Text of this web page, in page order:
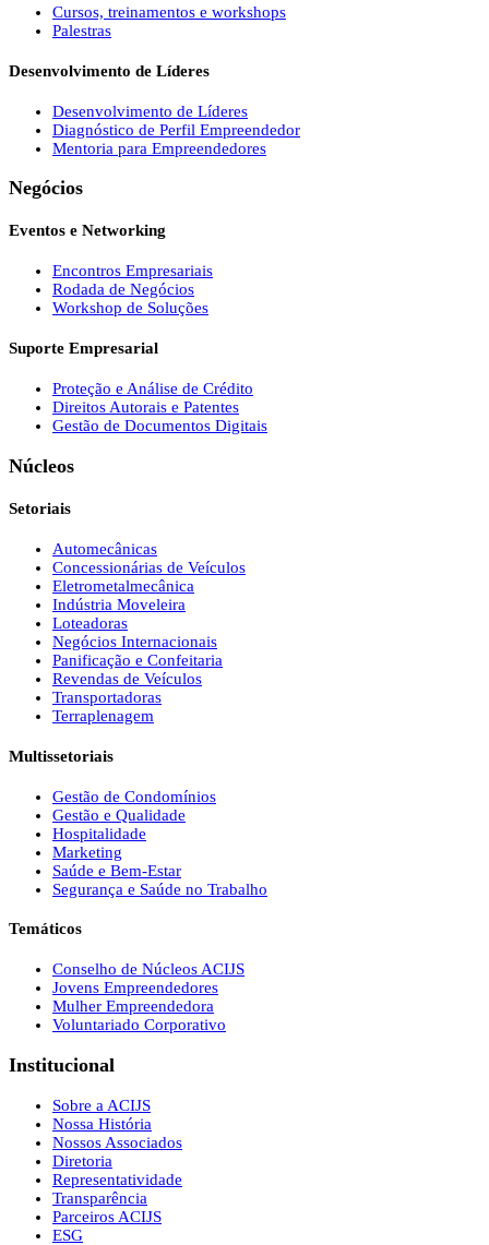
Cursos, treinamentos e workshops
Palestras
Desenvolvimento de Líderes
Desenvolvimento de Líderes
Diagnóstico de Perfil Empreendedor
Mentoria para Empreendedores
Negócios
Eventos e Networking
Encontros Empresariais
Rodada de Negócios
Workshop de Soluções
Suporte Empresarial
Proteção e Análise de Crédito
Direitos Autorais e Patentes
Gestão de Documentos Digitais
Núcleos
Setoriais
Automecânicas
Concessionárias de Veículos
Eletrometalmecânica
Indústria Moveleira
Loteadoras
Negócios Internacionais
Panificação e Confeitaria
Revendas de Veículos
Transportadoras
Terraplenagem
Multissetoriais
Gestão de Condomínios
Gestão e Qualidade
Hospitalidade
Marketing
Saúde e Bem-Estar
Segurança e Saúde no Trabalho
Temáticos
Conselho de Núcleos ACIJS
Jovens Empreendedores
Mulher Empreendedora
Voluntariado Corporativo
Institucional
Sobre a ACIJS
Nossa História
Nossos Associados
Diretoria
Representatividade
Transparência
Parceiros ACIJS
ESG